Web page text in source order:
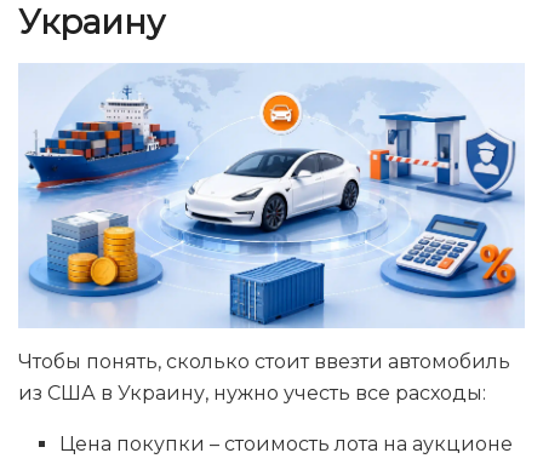
Украину
Чтобы понять, сколько стоит ввезти автомобиль
из США в Украину, нужно учесть все расходы:
Цена покупки – стоимость лота на аукционе